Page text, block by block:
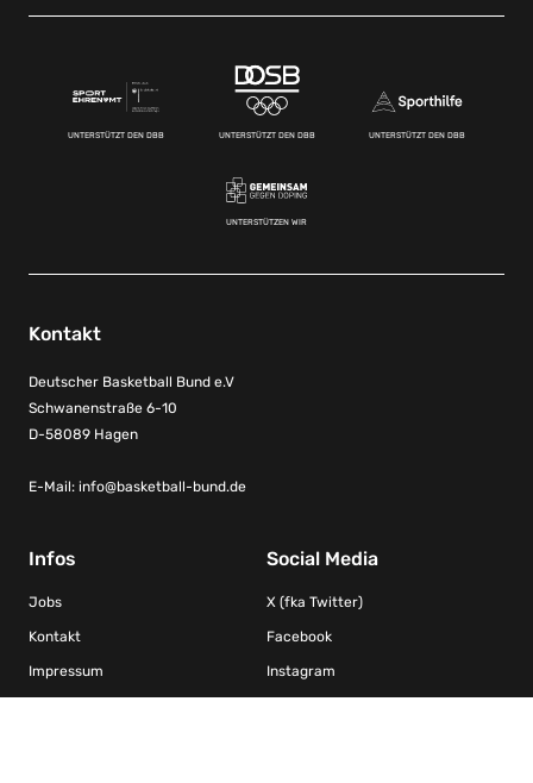
UNTERSTÜTZT DEN DBB UNTERSTÜTZT DEN DBB UNTERSTÜTZT DEN DBB
UNTERSTÜTZEN WIR
Kontakt
Deutscher Basketball Bund e.V
Schwanenstraße 6-10
D-58089 Hagen
E-Mail: info@basketball-bund.de
Infos
Jobs
Kontakt
Impressum
Social Media
X (fka Twitter)
Facebook
Instagram